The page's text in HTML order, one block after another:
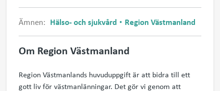
Ämnen: Hälso- och sjukvård Region Västmanland
Om Region Västmanland
Region Västmanlands huvuduppgift är att bidra till ett
gott liv för västmanlänningar. Det gör vi genom att